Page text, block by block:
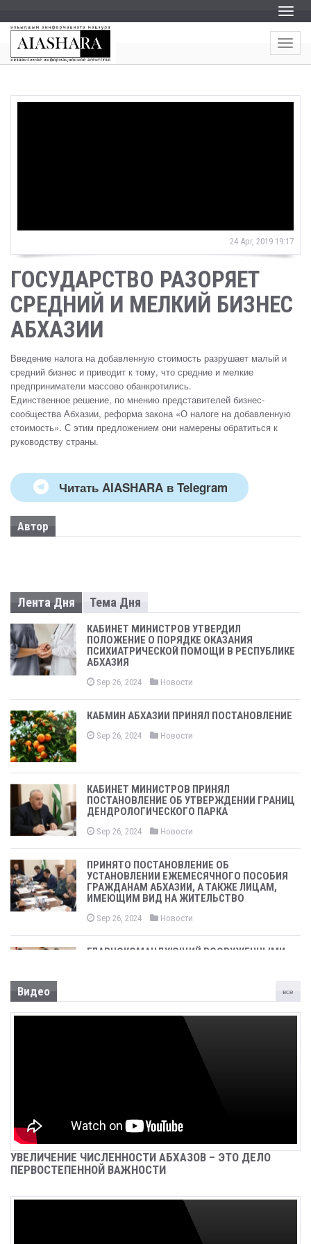
24 Apr, 2019 19:17
ГОСУДАРСТВО РАЗОРЯЕТ
СРЕДНИЙ И МЕЛКИЙ БИЗНЕС
АБХАЗИИ
Введение налога на добавленную стоимость разрушает малый и
средний бизнес и приводит к тому, что средние и мелкие
предприниматели массово обанкротились.
Единственное решение, по мнению представителей бизнес-
сообщества Абхазии, реформа закона «О налоге на добавленную
стоимость». С этим предложением они намерены обратиться к
руководству страны.
Читать AIASHARA в Telegram
Автор
Лента Дня Тема Дня
КАБИНЕТ МИНИСТРОВ УТВЕРДИЛ
ПОЛОЖЕНИЕ О ПОРЯДКЕ ОКАЗАНИЯ
ПСИХИАТРИЧЕСКОЙ ПОМОЩИ В РЕСПУБЛИКЕ
АБХАЗИЯ
Sep 26, 2024 Новости
КАБМИН АБХАЗИИ ПРИНЯЛ ПОСТАНОВЛЕНИЕ
Sep 26, 2024 Новости
КАБИНЕТ МИНИСТРОВ ПРИНЯЛ
ПОСТАНОВЛЕНИЕ ОБ УТВЕРЖДЕНИИ ГРАНИЦ
ДЕНДРОЛОГИЧЕСКОГО ПАРКА
Sep 26, 2024 Новости
ПРИНЯТО ПОСТАНОВЛЕНИЕ ОБ
УСТАНОВЛЕНИИ ЕЖЕМЕСЯЧНОГО ПОСОБИЯ
ГРАЖДАНАМ АБХАЗИИ, А ТАКЖЕ ЛИЦАМ,
ИМЕЮЩИМ ВИД НА ЖИТЕЛЬСТВО
Sep 26, 2024 Новости
ГЛАВНОКОМАНДУЮЩИЙ ВООРУЖЕННЫМИ
СРЕДСТВА, НАПРАВЛЯЕМЫЕ НА
ВОССТАНОВЛЕНИЕ АЭРОПОРТА «СУХУМ»,
ЗАДЕРЖАН БАГАТЕЛИЯ ИРАКЛИЙ
НУГЗАРОВИЧ
В С. АНХУА СОТРУДНИКИ МИЛИЦИИ ИЗЪЯЛИ
ОГНЕСТРЕЛЬНОЕ ОРУЖИЕ И КОРНИ
Видео все
УВЕЛИЧЕНИЕ ЧИСЛЕННОСТИ АБХАЗОВ – ЭТО ДЕЛО
ПЕРВОСТЕПЕННОЙ ВАЖНОСТИ